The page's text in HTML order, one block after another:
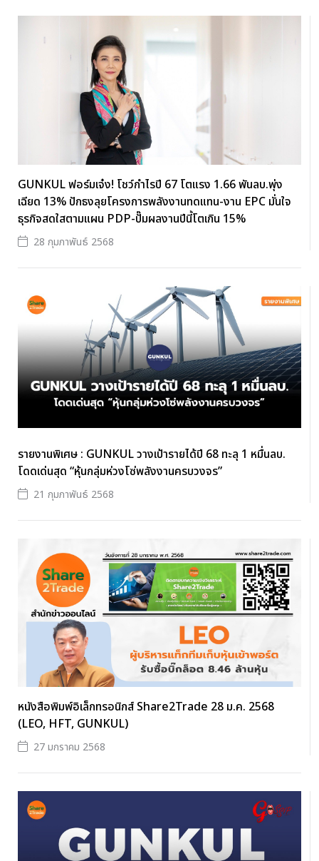
GUNKUL ฟอร์มเจ๋ง! โชว์กำไรปี 67 โตแรง 1.66 พันลบ.พุ่ง
เฉียด 13% ปักธงลุยโครงการพลังงานทดแทน-งาน EPC มั่นใจ
ธุรกิจสดใสตามแผน PDP-ปั๊มผลงานปีนี้โตเกิน 15%
28 กุมภาพันธ์ 2568
รายงานพิเศษ : GUNKUL วางเป้ารายได้ปี 68 ทะลุ 1 หมื่นลบ.
โดดเด่นสุด “หุ้นกลุ่มห่วงโซ่พลังงานครบวงจร”
21 กุมภาพันธ์ 2568
หนังสือพิมพ์อิเล็กทรอนิกส์ Share2Trade 28 ม.ค. 2568
(LEO, HFT, GUNKUL)
27 มกราคม 2568